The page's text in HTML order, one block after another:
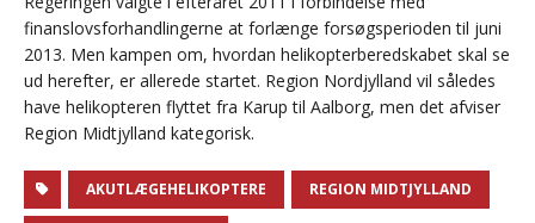
finanslovsforhandlingerne at forlænge forsøgsperioden til juni
2013. Men kampen om, hvordan helikopterberedskabet skal se
ud herefter, er allerede startet. Region Nordjylland vil således
have helikopteren flyttet fra Karup til Aalborg, men det afviser
Region Midtjylland kategorisk.
AKUTLÆGEHELIKOPTERE REGION MIDTJYLLAND